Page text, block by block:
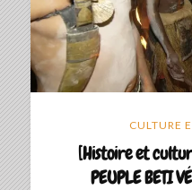
CULTURE
[Histoire et
PEUPLE BETI